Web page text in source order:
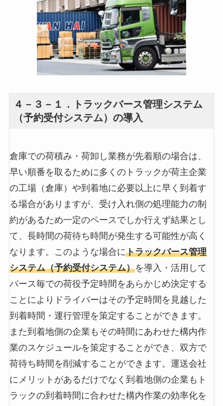
４－３－１．トラックバース管理システム
（予約受付システム）の導入
倉庫での荷積み・荷卸し業務が先着順の場合は、
早い順番を取るために多くのトラックが荷主企業
の工場（倉庫）や到着地に必要以上に早く到着す
る場合がありますが、受け入れ側の処理能力の制
約があるため一定のペースでしか行えず結果とし
て、長時間の荷待ち時間が発生する可能性が高く
なります。このような場合にトラックバース管理
システム（予約受付システム）を導入・活用して
バース毎での荷役予定時間をあらかじめ決定する
ことによりドライバーはその予定時間を見越した
到着時間・運行管理を策定することができます。
また到着地側の企業もその時間にあわせた構内作
業のスケジュールを策定することができ、双方で
荷待ち時間を削減することができます。運送会社
にメリットがあるだけでなく到着地側の企業もト
ラックの到着時間に合わせた構内作業の効率化を